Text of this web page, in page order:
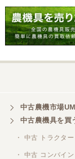
中古農機市場
中古農機具を買
・ 中古 トラクター
・ 中古 コンバイン